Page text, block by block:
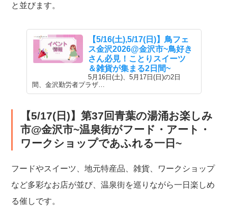
と並びます。
【5/16(土),5/17(日)】鳥フェ
ス金沢2026@金沢市~鳥好き
さん必見！ことりスイーツ
＆雑貨が集まる2日間~
5月16日(土)、5月17日(日)の2日
間、金沢勤労者プラザ…
【5/17(日)】第37回青葉の湯涌お楽しみ
市@金沢市~温泉街がフード・アート・
ワークショップであふれる一日~
フードやスイーツ、地元特産品、雑貨、ワークショップ
など多彩なお店が並び、温泉街を巡りながら一日楽しめ
る催しです。